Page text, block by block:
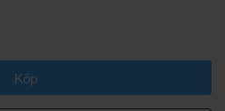
Köp